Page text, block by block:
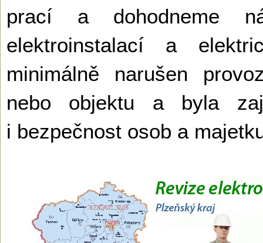
prací a dohodneme
elektroinstalací a
minimálně narušen
nebo objektu a byla
i bezpečnost osob a